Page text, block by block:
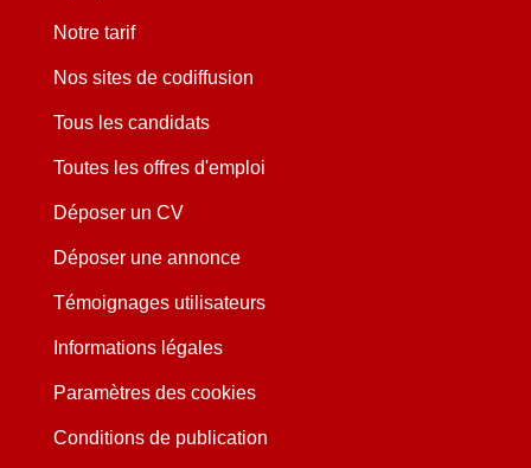
Notre tarif
Nos sites de codiffusion
Tous les candidats
Toutes les offres d'emploi
Déposer un CV
Déposer une annonce
Témoignages utilisateurs
Informations légales
Paramètres des cookies
Conditions de publication